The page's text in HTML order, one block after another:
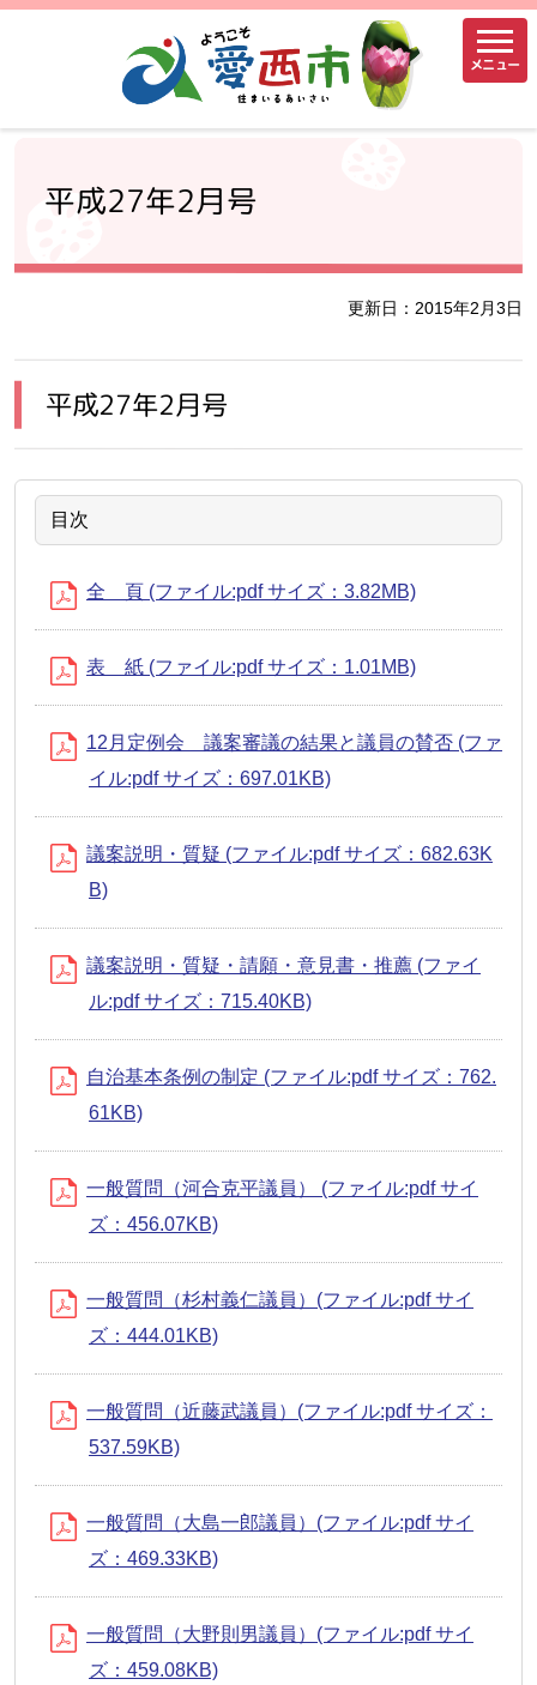
メニュー
平成27年2月号
更新日：2015年2月3日
平成27年2月号
目次
全 頁 (ファイル:pdf サイズ：3.82MB)
表 紙 (ファイル:pdf サイズ：1.01MB)
12月定例会 議案審議の結果と議員の賛否 (ファ
イル:pdf サイズ：697.01KB)
議案説明・質疑 (ファイル:pdf サイズ：682.63K
B)
議案説明・質疑・請願・意見書・推薦 (ファイ
ル:pdf サイズ：715.40KB)
自治基本条例の制定 (ファイル:pdf サイズ：762.
61KB)
一般質問（河合克平議員） (ファイル:pdf サイ
ズ：456.07KB)
一般質問（杉村義仁議員）(ファイル:pdf サイ
ズ：444.01KB)
一般質問（近藤武議員）(ファイル:pdf サイズ：
537.59KB)
一般質問（大島一郎議員）(ファイル:pdf サイ
ズ：469.33KB)
一般質問（大野則男議員）(ファイル:pdf サイ
ズ：459.08KB)